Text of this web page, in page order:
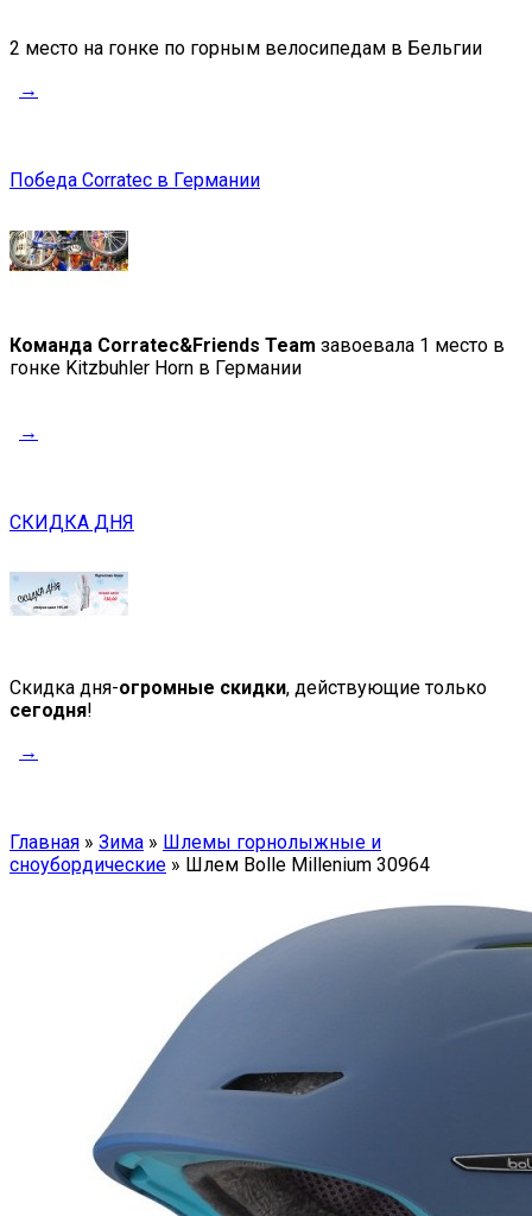
2 место на гонке по горным велосипедам в Бельгии
→
Победа Corratec в Германии
Команда Corratec&Friends Team завоевала 1 место в
гонке Kitzbuhler Horn в Германии
→
СКИДКА ДНЯ
Скидка дня-огромные скидки, действующие только
сегодня!
→
Главная » Зима » Шлемы горнолыжные и
сноубордические » Шлем Bolle Millenium 30964